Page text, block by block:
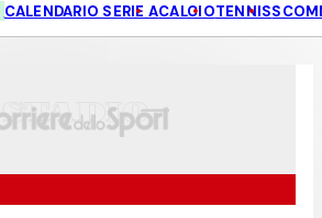
CALENDARIO SERIE ACALCIOTENNIS